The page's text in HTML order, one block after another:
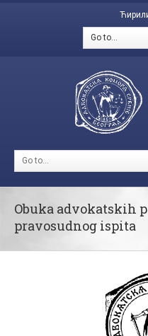
Go to...
Go to...
Obuka advokatskih
pravosudnog ispita